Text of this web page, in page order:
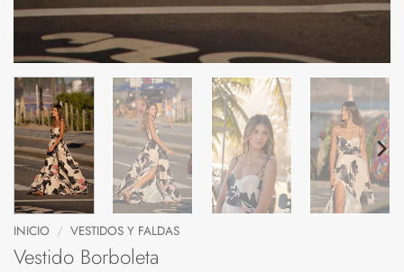
INICIO / VESTIDOS Y FALDAS
Vestido Borboleta